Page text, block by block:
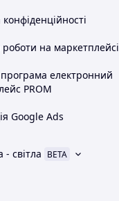
конфіденційності
на маркетплейсі
електронний
PROM
Google Ads
- світла BETA